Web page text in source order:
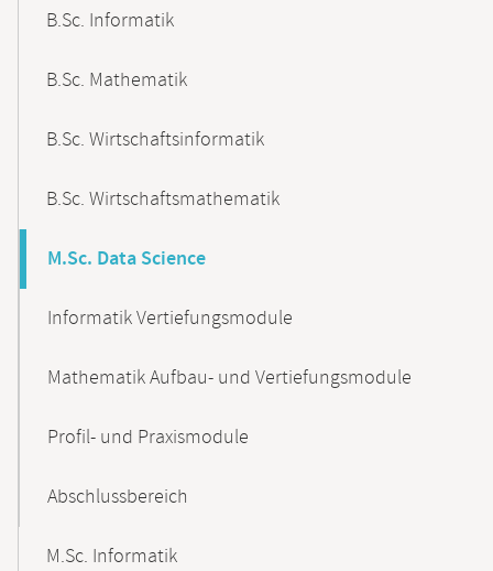
B.Sc. Informatik
B.Sc. Mathematik
B.Sc. Wirtschaftsinformatik
B.Sc. Wirtschaftsmathematik
M.Sc. Data Science
Informatik Vertiefungsmodule
Mathematik Aufbau- und Vertiefungsmodule
Profil- und Praxismodule
Abschlussbereich
M.Sc. Informatik